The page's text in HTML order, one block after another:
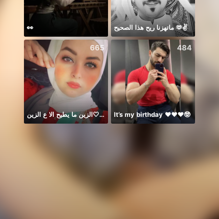
👀 ماتهزنا ريح هذا الصحيح 🫶✌️
665
الزين ما يطيح الا ع الزين🤍🌸
484
It’s my birthday ♥️♥️♥️🤓